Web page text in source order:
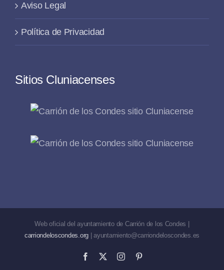
Aviso Legal
Política de Privacidad
Sitios Cluniacenses
Web oficial del ayuntamiento de Carrión de los Condes |
carriondeloscondes.org | ayuntamiento@carriondeloscondes.es
Facebook InstagramPinterest